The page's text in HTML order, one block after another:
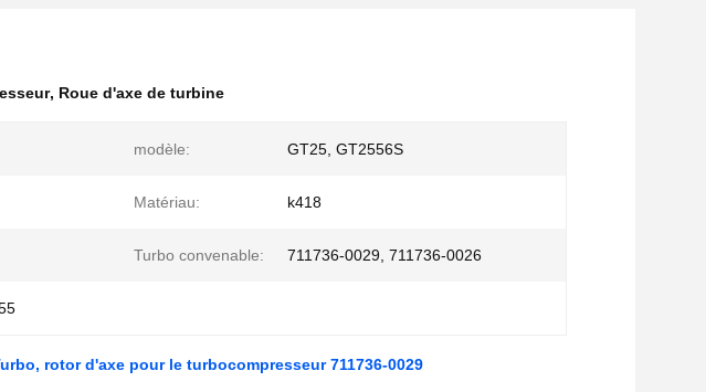
, Roue d'axe de turbine
modèle: GT25, GT2556S
Matériau: k418
Turbo convenable: 711736-0029, 711736-0026
rotor d'axe pour le turbocompresseur 711736-0029